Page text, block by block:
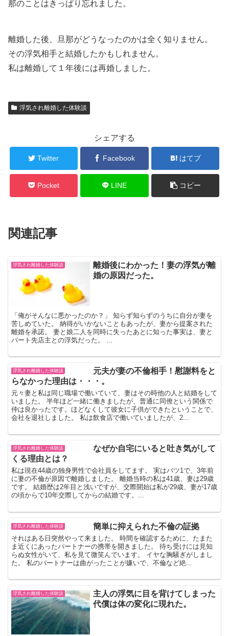
那のことはきっぱり忘れました。
離婚した後、旦那がどうなったのかは全く知りません。
その浮気相手と結婚したかもしれません。
私は離婚して１年後には再婚しました。
浮気され離婚した体験談
シェアする
Twitter Facebook はてブ
Pocket LINE コピー
関連記事
浮気され離婚した体験談
離婚後にわかった！妻の浮気が離
婚の原因だった。
「俺がそんなに悪かったのか？」 知らず知らずのうちに自分が妻を
苦しめていた。 納得がいかないこともあったが、妻から提案された
離婚を承諾。 妻と娘二人を同時に失ったあとに知った事実は、妻と
パート先店主との浮気だった。 ...
浮気され離婚した体験談
元夫が妻の不倫相手！慰謝料をと
らなかった理由は・・・。
元々妻と私は同じ職場で働いていて、妻はその時他の人と結婚をして
いました。 半年ほど一緒に働きましたが、普通に同僚という関係で
仲は良かったです。ほどなくして彼女に子供ができたということで、
会社を退社しました。 私は飲食店で働いていましたが、2...
浮気され離婚した体験談
なぜか自宅にいると吐き気がして
くる理由とは？
私は現在44歳の独身男性で会社員をしてます。 実はバツ1で、3年前
に妻の不倫が原因で離婚しました。 離婚当時の私は41歳、妻は29歳
です。 結婚歴は2年目と浅いですが、交際開始は私が29歳、妻が17歳
の頃からで10年交際してからの結婚です。...
浮気され離婚した体験談 簡単に抑えられた不倫の証拠
それはある日突然やって来ました。 時間を確認するために、たまた
ま近くにあったパートナーの携帯を開きました。 待ち受けには見知
らぬ女性がいて、私を見て微笑んでいます。 イヤな胸騒ぎがしまし
た。 私のパートナーは曲がったことが嫌いで、不倫など絶...
浮気され離婚した体験談
主人の浮気に目を背けてしまった
代償は体の変化に現れた。